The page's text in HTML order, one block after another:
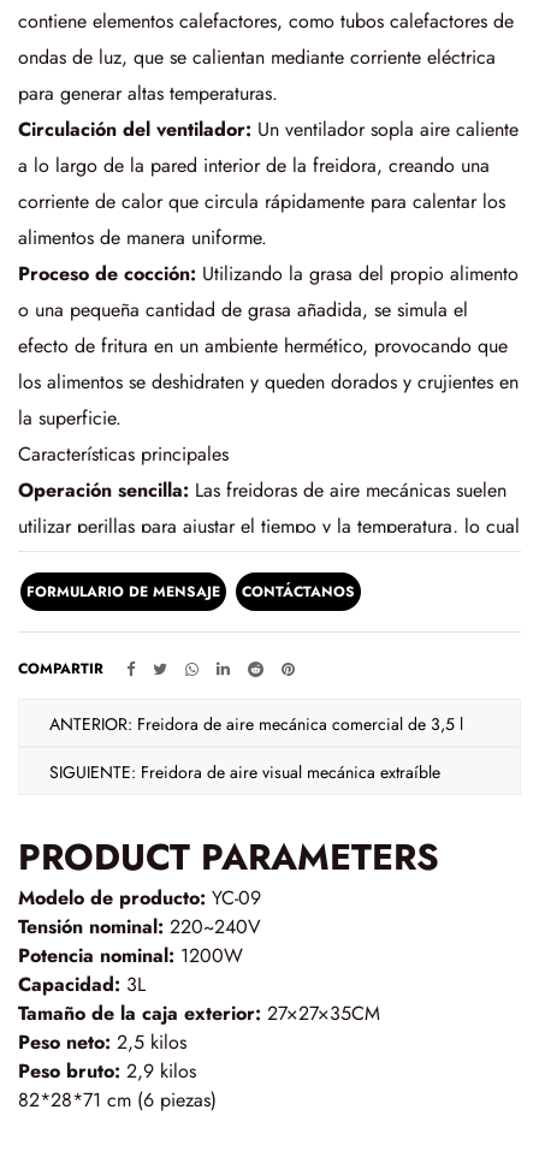
contiene elementos calefactores, como tubos calefactores de
ondas de luz, que se calientan mediante corriente eléctrica
para generar altas temperaturas.
Circulación del ventilador: Un ventilador sopla aire caliente
a lo largo de la pared interior de la freidora, creando una
corriente de calor que circula rápidamente para calentar los
alimentos de manera uniforme.
Proceso de cocción: Utilizando la grasa del propio alimento
o una pequeña cantidad de grasa añadida, se simula el
efecto de fritura en un ambiente hermético, provocando que
los alimentos se deshidraten y queden dorados y crujientes en
la superficie.
Características principales
Operación sencilla: Las freidoras de aire mecánicas suelen
utilizar perillas para ajustar el tiempo y la temperatura, lo cual
todas las edades.
Asequible:En comparación con las freidoras inteligentes,
las freidoras mecánicas son más asequibles, lo que las
Mantenimiento conveniente: las freidoras de aire mecánicas
fáciles de limpiar y mantener.
Precauciones de uso
Uso seguro:Durante el proceso de uso, asegúrese de que el
enchufe sea seguro y cumpla con los requisitos de energía, y
evite cubrir la entrada y salida de aire.
Manejo de ingredientes:
hornear, papel secante y otros materiales inflamables para
asegurarse de que queden completamente cubiertos por los
FORMULARIO DE MENSAJE CONTÁCTANOS
COMPARTIR
ANTERIOR: Freidora de aire mecánica comercial de 3,5 l
SIGUIENTE: Freidora de aire visual mecánica extraíble
PRODUCT PARAMETERS
Modelo de producto: YC-09
Tensión nominal: 220~240V
Potencia nominal: 1200W
Capacidad: 3L
Tamaño de la caja exterior: 27×27×35CM
Peso neto: 2,5 kilos
Peso bruto: 2,9 kilos
82*28*71 cm (6 piezas)